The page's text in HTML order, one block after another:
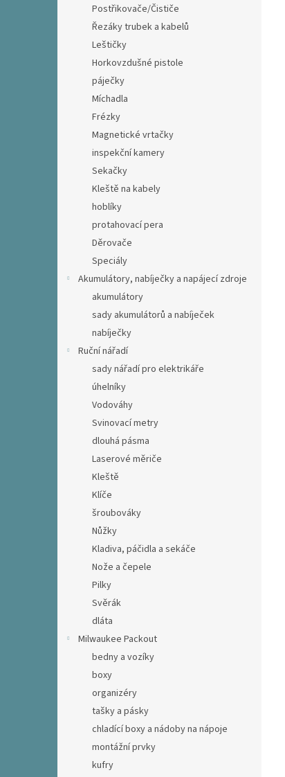
Postřikovače/Čističe
Řezáky trubek a kabelů
Leštičky
Horkovzdušné pistole
páječky
Míchadla
Frézky
Magnetické vrtačky
inspekční kamery
Sekačky
Kleště na kabely
hoblíky
protahovací pera
Děrovače
Speciály
Akumulátory, nabíječky a napájecí zdroje
akumulátory
sady akumulátorů a nabíječek
nabíječky
Ruční nářadí
sady nářadí pro elektrikáře
úhelníky
Vodováhy
Svinovací metry
dlouhá pásma
Laserové měriče
Kleště
Klíče
šroubováky
Nůžky
Kladiva, páčidla a sekáče
Nože a čepele
Pilky
Svěrák
dláta
Milwaukee Packout
bedny a vozíky
boxy
organizéry
tašky a pásky
chladící boxy a nádoby na nápoje
montážní prvky
kufry